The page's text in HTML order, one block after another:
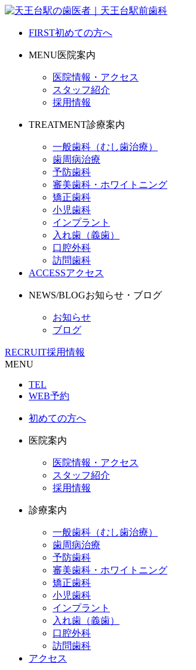
FIRST初めての方へ
MENU医院案内
医院情報・アクセス
スタッフ紹介
採用情報
TREATMENT診療案内
一般歯科（むし歯治療）
歯周病治療
予防歯科
審美歯科・ホワイトニング
矯正歯科
小児歯科
インプラント
入れ歯（義歯）
口腔外科
訪問歯科
ACCESSアクセス
NEWS/BLOGお知らせ・ブログ
お知らせ
ブログ
RECRUIT採用情報
MENU
TEL
WEB予約
初めての方へ
医院案内
医院情報・アクセス
スタッフ紹介
採用情報
診療案内
一般歯科（むし歯治療）
歯周病治療
予防歯科
審美歯科・ホワイトニング
矯正歯科
小児歯科
インプラント
入れ歯（義歯）
口腔外科
訪問歯科
アクセス